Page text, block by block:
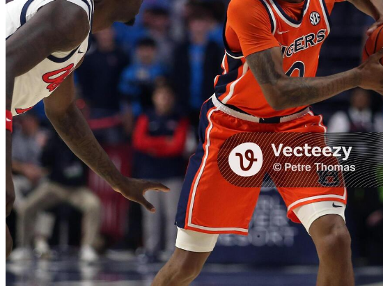
Images Éditoriales
Événements Éditoriaux